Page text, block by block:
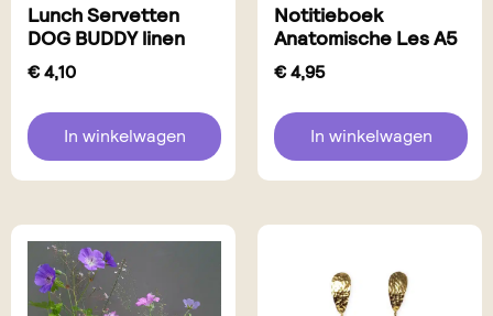
Lunch Servetten
DOG BUDDY linen
€4,10
In winkelwagen
Notitieboek
Anatomische Les A5
€4,95
In winkelwagen